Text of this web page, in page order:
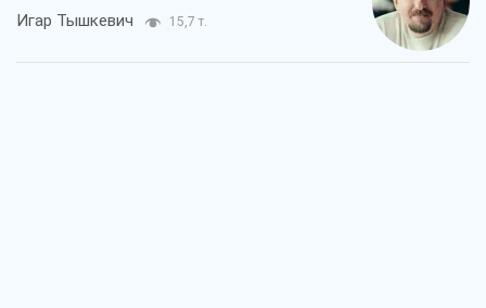
Игар Тышкевич 15,7 т.